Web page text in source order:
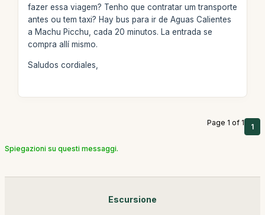
fazer essa viagem? Tenho que contratar um transporte
antes ou tem taxi? Hay bus para ir de Aguas Calientes
a Machu Picchu, cada 20 minutos. La entrada se
compra allí mismo.
Saludos cordiales,
Page 1 of 1 1
Spiegazioni su questi messaggi.
Escursione